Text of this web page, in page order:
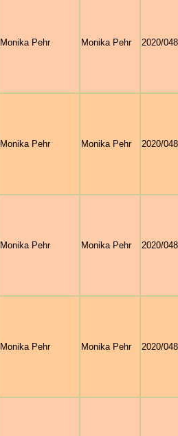
Monika Pehr Monika Pehr 2020/
Monika Pehr Monika Pehr 2020/
Monika Pehr Monika Pehr 2020/
Monika Pehr Monika Pehr 2020/